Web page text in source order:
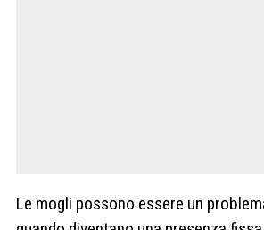
Le mogli possono essere un